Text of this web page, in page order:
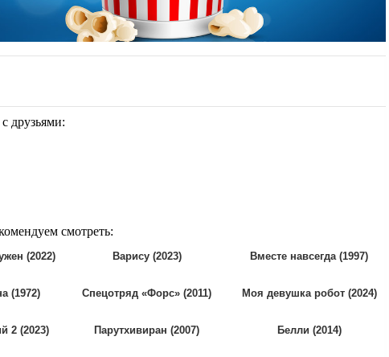
друзьями:
смотреть:
(2022) Варису (2023) Вместе навсегда (1997)
(1972) Спецотряд «Форс» (2011) Моя девушка робот (2024)
2 (2023) Парутхивиран (2007) Белли (2014)